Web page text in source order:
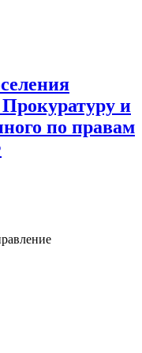
и
по правам